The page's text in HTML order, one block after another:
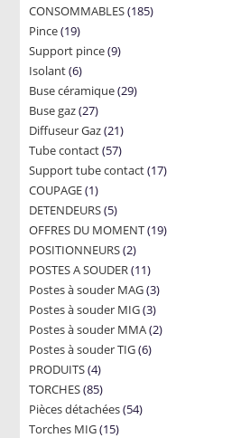
CONSOMMABLES 185185
Pince 1919
products
Support pince 99
Isolant 66
products
Buse céramique 2929
Buse gaz 2727
products
Diffuseur Gaz 2121
products
Tube contact 5757
products
Support tube contact 1717
COUPAGE 11
product
DETENDEURS 55
products
OFFRES DU MOMENT 1919
POSITIONNEURS 22
products
POSTES A SOUDER 1111
products
Postes à souder MAG 33
products
Postes à souder MIG 33
products
Postes à souder MMA 22
Postes à souder TIG 66
PRODUITS 44
products
TORCHES 8585
products
Pièces détachées 5454
Torches MIG 1515